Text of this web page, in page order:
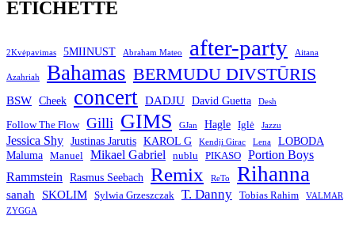
ETICHETTE
2Kvėpavimas 5MIINUST Abraham Mateo after-party Aitana
Azahriah Bahamas BERMUDU DIVSTŪRIS
BSW Cheek concert DADJU David Guetta Desh
Follow The Flow Gilli GIMS GJan Hagle Iglė Jazzu
Jessica Shy Justinas Jarutis KAROL G Kendji Girac Lena LOBODA
Maluma Manuel Mikael Gabriel nublu PIKASO
Portion Boys
Rammstein
Rasmus Seebach Remix ReTo Rihanna
sanah SKOLIM Sylwia Grzeszczak T. Danny Tobias Rahim VALMAR
ZYGGA